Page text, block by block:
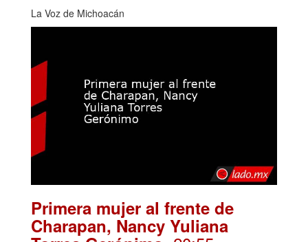
La Voz de Michoacán
Primera mujer al frente de
Charapan, Nancy Yuliana